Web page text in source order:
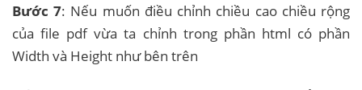
Bước 7: Nếu muốn điều chỉnh chiều cao chiều rộng
của file pdf vừa ta chỉnh trong phần html có phần
Width và Height như bên trên